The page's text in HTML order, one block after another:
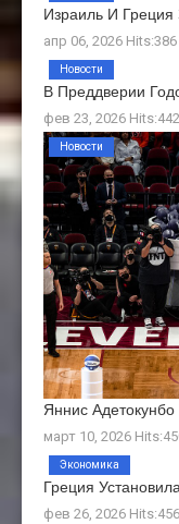
Израиль И
апр 06, 2026 Hits:386
В Преддверии
фев 23, 2026 Hits:442
Новости
Яннис
март 10, 2026
Новости
Греция
фев 26, 2026 Hits:456
Экономика